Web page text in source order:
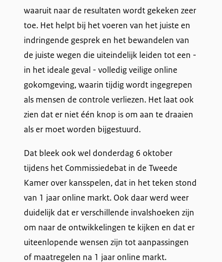
waaruit naar de resultaten wordt gekeken zeer
toe. Het helpt bij het voeren van het juiste en
indringende gesprek en het bewandelen van
de juiste wegen die uiteindelijk leiden tot een -
in het ideale geval - volledig veilige online
gokomgeving, waarin tijdig wordt ingegrepen
als mensen de controle verliezen. Het laat ook
zien dat er niet één knop is om aan te draaien
als er moet worden bijgestuurd.
Dat bleek ook wel donderdag 6 oktober
tijdens het Commissiedebat in de Tweede
Kamer over kansspelen, dat in het teken stond
van 1 jaar online markt. Ook daar werd weer
duidelijk dat er verschillende invalshoeken zijn
om naar de ontwikkelingen te kijken en dat er
uiteenlopende wensen zijn tot aanpassingen
of maatregelen na 1 jaar online markt.